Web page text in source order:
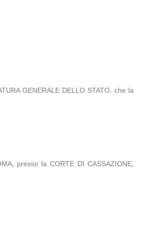
GENERALE DELLO STATO, che la
presso la CORTE DI CASSAZIONE,